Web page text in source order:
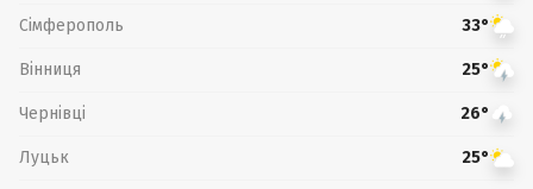
Сімферополь 33°
Вінниця 25°
Чернівці 26°
Луцьк 25°